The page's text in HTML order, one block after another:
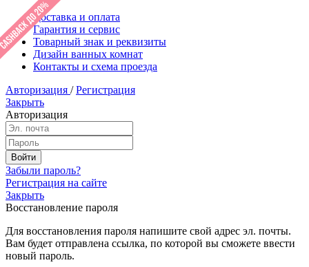
Доставка и оплата
Гарантия и сервис
Товарный знак и реквизиты
Дизайн ванных комнат
Контакты и схема проезда
Авторизация / Регистрация
Закрыть
Авторизация
Забыли пароль?
Регистрация на сайте
Закрыть
Восстановление пароля
Для восстановления пароля напишите свой адрес эл. почты.
Вам будет отправлена ссылка, по которой вы сможете ввести
новый пароль.